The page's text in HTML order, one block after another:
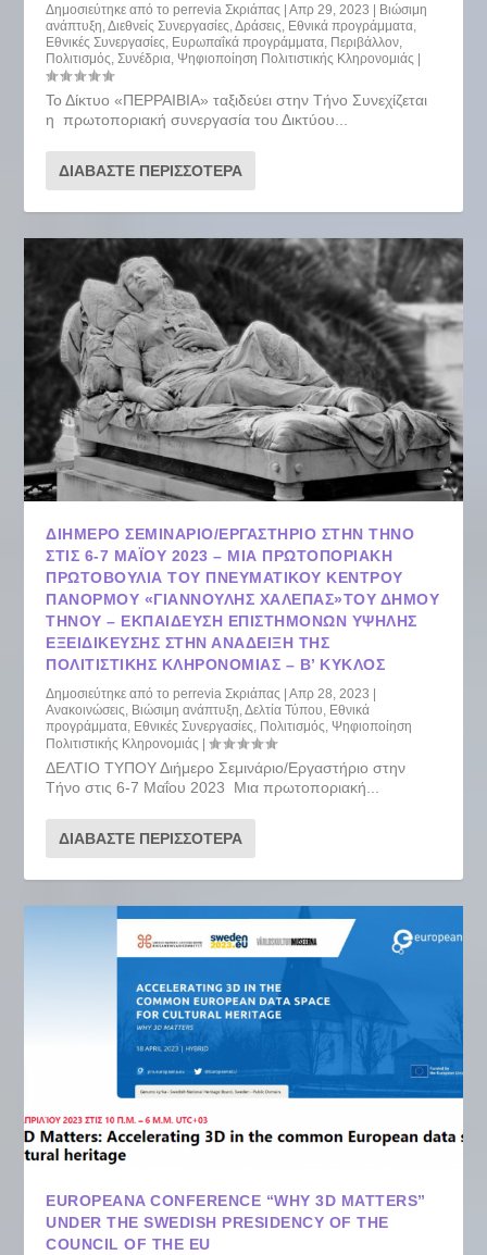
Δημοσιεύτηκε από τοperrevia Σκριάπας |Απρ 29, 2023 | Βιώσιμη
ανάπτυξη,Διεθνείς Συνεργασίες,Δράσεις, Εθνικά προγράμματα,
Εθνικές Συνεργασίες, Ευρωπαΐκά προγράμματα, Περιβάλλον,
Πολιτισμός,Συνέδρια, Ψηφιοποίηση Πολιτιστικής Κληρονομιάς |
Το Δίκτυο «ΠΕΡΡΑΙΒΙΑ» ταξιδεύει στην Τήνο Συνεχίζεται
η πρωτοποριακή συνεργασία του Δικτύου...
ΔΙΑΒΆΣΤΕ ΠΕΡΙΣΣΌΤΕΡΑ
ΔΙΉΜΕΡΟ ΣΕΜΙΝΆΡΙΟ/ΕΡΓΑΣΤΉΡΙΟ ΣΤΗΝ ΤΉΝΟ
ΣΤΙΣ 6-7 ΜΑΪ́ΟΥ 2023 – ΜΙΑ ΠΡΩΤΟΠΟΡΙΑΚΉ
ΠΡΩΤΟΒΟΥΛΊΑ ΤΟΥ ΠΝΕΥΜΑΤΙΚΟΎ ΚΈΝΤΡΟΥ
ΠΑΝΌΡΜΟΥ «ΓΙΑΝΝΟΎΛΗΣ ΧΑΛΕΠΆΣ»ΤΟΥ ΔΉΜΟΥ
ΤΉΝΟΥ – ΕΚΠΑΊΔΕΥΣΗ ΕΠΙΣΤΗΜΌΝΩΝ ΥΨΗΛΉΣ
ΕΞΕΙΔΊΚΕΥΣΗΣ ΣΤΗΝ ΑΝΆΔΕΙΞΗ ΤΗΣ
ΠΟΛΙΤΙΣΤΙΚΉΣ ΚΛΗΡΟΝΟΜΙΆΣ – Β’ ΚΎΚΛΟΣ
Δημοσιεύτηκε από τοperrevia Σκριάπας |Απρ 28, 2023 |
Ανακοινώσεις Βιώσιμη ανάπτυξη ,Δελτία Τύπου Εθνικά
προγράμματα Εθνικές Συνεργασίες Πολιτισμός Ψηφιοποίηση
Πολιτιστικής Κληρονομιάς |
ΔΕΛΤΙΟ ΤΥΠΟΥ Διήμερο Σεμινάριο/Εργαστήριο στην
Τήνο στις 6-7 Μαΐου 2023 Μια πρωτοποριακή...
ΔΙΑΒΆΣΤΕ ΠΕΡΙΣΣΌΤΕΡΑ
EUROPEANA CONFERENCE “WHY 3D MATTERS”
UNDER THE SWEDISH PRESIDENCY OF THE
COUNCIL OF THE EU